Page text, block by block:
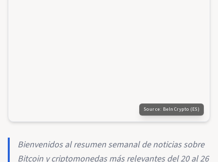
Source: BeInCrypto (ES)
Bienvenidos al resumen semanal de noticias sobre
Bitcoin y criptomonedas más relevantes del 20 al 26